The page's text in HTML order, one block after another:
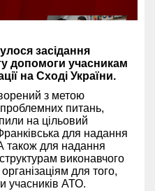
засідання
допомоги учасникам
на Сході України.
з метою
питань,
на цільовий
для надання
також для надання
виконавчого
для того,
учасників АТО.